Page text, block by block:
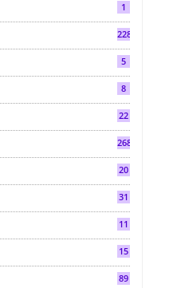
1
2286
5
8
22
268
20
31
11
15
89